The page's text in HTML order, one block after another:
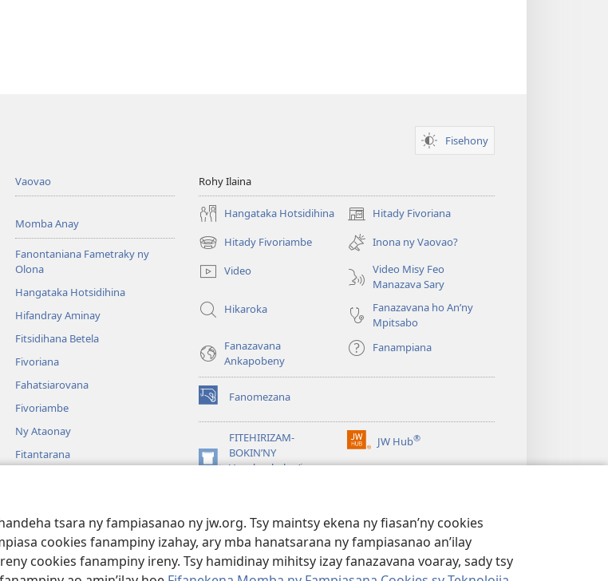
tsara ny fampiasanao ny jw.org. Tsy maintsy ekena ny fiasan’ny cookies
cookies fanampiny izahay, ary mba hanatsarana ny fampiasanao an’ilay
cookies fanampiny ireny. Tsy hamidinay mihitsy izay fanazavana voaray, sady tsy
Fisehony
Vaovao
Momba Anay
Fanontaniana Fametraky ny
Olona
Hangataka Hotsidihina
Hifandray Aminay
Fitsidihana Betela
Fivoriana
Fahatsiarovana
Fivoriambe
Ny Ataonay
Fitantarana
Rohy Ilaina
Hangataka Hotsidihina Hitady Fivoriana
(manokatra
rohy)
Hitady Fivoriambe
(manokatra
rohy)
Inona ny Vaovao?
Video
Video Misy Feo
Manazava Sary
Hikaroka
Fanazavana ho An’ny
Mpitsabo
Fanazavana
Ankapobeny
Fanampiana
Fanomezana
(manokatra
rohy)
FITEHIRIZAM-
BOKIN’NY
Vavolombelon’i
(manokatra
JW Hub®
(manokatra
rohy)